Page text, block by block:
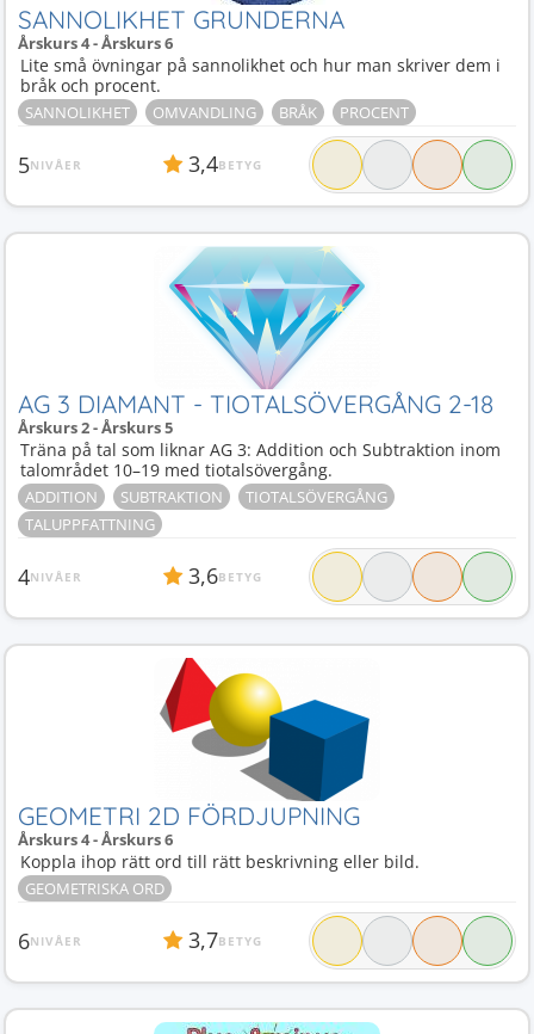
SANNOLIKHET GRUNDERNA
Årskurs 4 - Årskurs 6
Lite små övningar på sannolikhet och hur man skriver dem i
bråk och procent.
SANNOLIKHET OMVANDLING BRÅK PROCENT
5NIVÅER 3,4BETYG
AG 3 DIAMANT - TIOTALSÖVERGÅNG 2-18
Årskurs 2 - Årskurs 5
Träna på tal som liknar AG 3: Addition och Subtraktion inom
talområdet 10–19 med tiotalsövergång.
ADDITION SUBTRAKTION
TIOTALSÖVERGÅNG
TALUPPFATTNING
4NIVÅER 3,6BETYG
GEOMETRI 2D FÖRDJUPNING
Årskurs 4 - Årskurs 6
Koppla ihop rätt ord till rätt beskrivning eller bild.
GEOMETRISKA ORD
6NIVÅER 3,7BETYG